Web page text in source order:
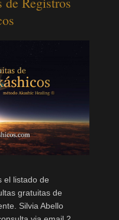
el listado de
gratuitas de
Silvia Abello